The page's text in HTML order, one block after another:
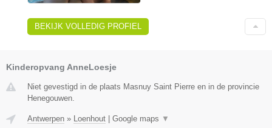
BEKIJK VOLLEDIG PROFIEL
Kinderopvang AnneLoesje
Niet gevestigd in de plaats Masnuy Saint Pierre en in de provincie
Henegouwen.
Antwerpen » Loenhout | Google maps ▼